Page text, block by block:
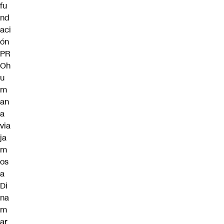
fu
nd
aci
ón
PR
Oh
u
m
an
a
via
ja
m
os
a
Di
na
m
ar